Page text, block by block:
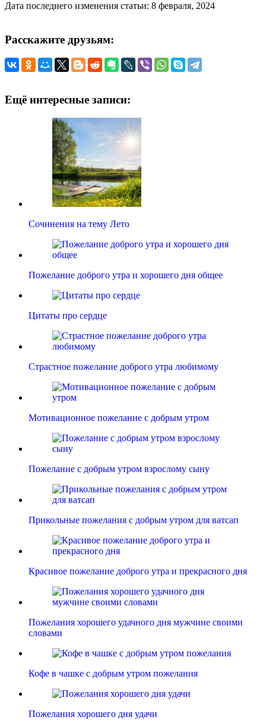
Дата последнего изменения статьи: 8 февраля, 2024
Расскажите друзьям:
Ещё интересные записи:
Сочинения на тему Лето
Пожелание доброго утра и хорошего дня общее
Цитаты про сердце
Страстное пожелание доброго утра любимому
Мотивационное пожелание с добрым утром
Пожелание с добрым утром взрослому сыну
Прикольные пожелания с добрым утром для ватсап
Красивое пожелание доброго утра и прекрасного дня
Пожелания хорошего удачного дня мужчине своими
словами
Кофе в чашке с добрым утром пожелания
Пожелания хорошего дня удачи